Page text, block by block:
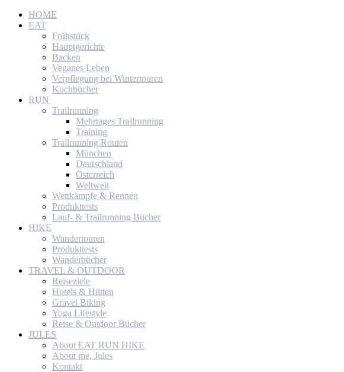
HOME
EAT
Frühstück
Hauptgerichte
Backen
Veganes Leben
Verpflegung bei Wintertouren
Kochbücher
RUN
Trailrunning
Mehrtages Trailrunning
Training
Trailrunning Routen
München
Deutschland
Österreich
Weltweit
Wettkämpfe & Rennen
Produkttests
Lauf- & Trailrunning Bücher
HIKE
Wandertouren
Produkttests
Wanderbücher
TRAVEL & OUTDOOR
Reiseziele
Hotels & Hütten
Gravel Biking
Yoga Lifestyle
Reise & Outdoor Bücher
JULES
About EAT RUN HIKE
About me, Jules
Kontakt